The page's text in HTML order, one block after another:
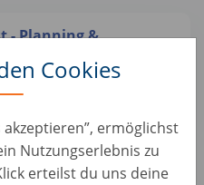
Cookies
akzeptieren”, ermöglichst
Nutzungserlebnis zu
erteilst du uns deine
- Planning &
(d/m/w)